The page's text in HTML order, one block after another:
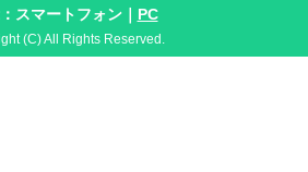
スマートフォン｜ PC
(C) All Rights Reserved.